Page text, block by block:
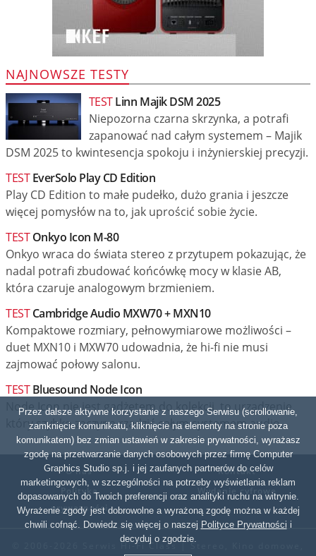
NAJNOWSZE TESTY
TESTLinn Majik DSM 2025
Niepozorna czarna skrzynka, a potrafi
zapanować nad całym systemem – Majik
DSM 2025 to kwintesencja spokoju i inżynierskiej precyzji.
TESTEverSolo Play CD Edition
Play CD Edition to małe pudełko, dużo grania i jeszcze
więcej pomysłów na to, jak uprościć sobie życie.
TESTOnkyo Icon M-80
Onkyo wraca do świata stereo z przytupem pokazując, że
nadal potrafi zbudować końcówkę mocy w klasie AB,
która czaruje analogowym brzmieniem.
TESTCambridge Audio MXW70 + MXN10
Kompaktowe rozmiary, pełnowymiarowe możliwości –
duet MXN10 i MXW70 udowadnia, że hi-fi nie musi
zajmować połowy salonu.
TESTBluesound Node Icon
Node Icon nie jest gadżetem do kolekcji, to urządzenie,
który szybko zaczyna rządzić całym systemem audio.
O nas
Polityka
prywatności
Kontakt
Wydanie cyfrowe
© 2006-2026 Serwis Hi-Fi Class | Stereo, Kino domowe,
Przez dalsze aktywne korzystanie z naszego Serwisu (scrollowanie,
zamknięcie komunikatu, kliknięcie na elementy na stronie poza
komunikatem) bez zmian ustawień w zakresie prywatności, wyrażasz
zgodę na przetwarzanie danych osobowych przez firmę Computer
Graphics Studio sp.j. i jej zaufanych partnerów do celów
marketingowych, w szczególności na potrzeby wyświetlania reklam
dopasowanych do Twoich preferencji oraz analityki ruchu na witrynie.
Wyrażenie zgody jest dobrowolne a wyrażoną zgodę można w każdej
chwili cofnąć. Dowiedz się więcej o naszej Polityce Prywatności i
decyduj o zgodzie.